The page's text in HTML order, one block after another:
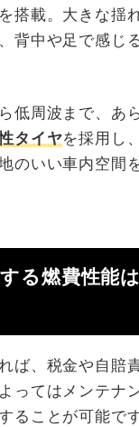
を搭載。大きな揺
背中や足で感じ
低周波まで、あ
タイヤを採用し
のいい車内空間
る燃費性能
ば、税金や自賠
ってはメンテナ
ることが可能で